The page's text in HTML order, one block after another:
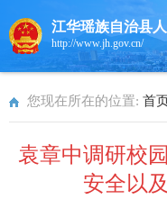
江华瑶族自治县
http://www.jh.gov.cn/
您现在所在的位置: 首
袁章中调研校
安全以